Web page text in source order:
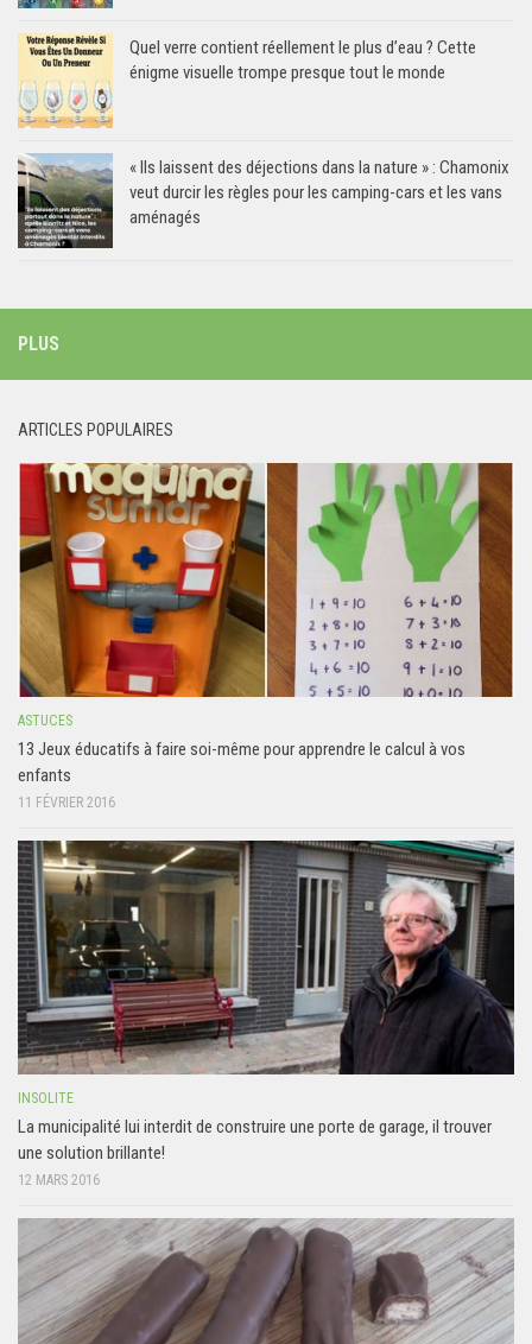
Quel verre contient réellement le plus d’eau ? Cette
énigme visuelle trompe presque tout le monde
« Ils laissent des déjections dans la nature » : Chamonix
veut durcir les règles pour les camping-cars et les vans
aménagés
PLUS
ARTICLES POPULAIRES
ASTUCES
13 Jeux éducatifs à faire soi-même pour apprendre le calcul à vos
enfants
11 FÉVRIER 2016
INSOLITE
La municipalité lui interdit de construire une porte de garage, il trouver
une solution brillante!
12 MARS 2016